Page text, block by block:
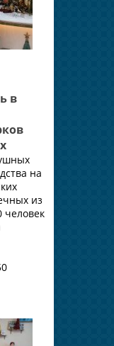
в
на
из
человек